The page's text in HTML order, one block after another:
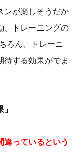
ンが楽しそうだか
、トレーニングの
ろん、トレーニ
待する効果がでま
違っているという